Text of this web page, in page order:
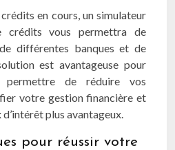
en cours, un simulateur
crédits vous permettra de
différentes banques et de
est avantageuse pour
de réduire vos
votre gestion financière et
plus avantageux.
pour réussir votre